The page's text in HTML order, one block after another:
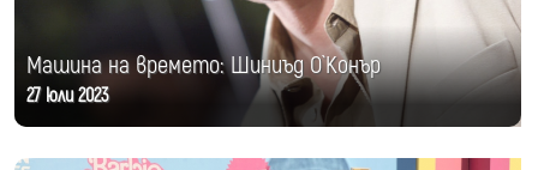
Машина на времето: Шиниъд О`Конър
27 юли 2023